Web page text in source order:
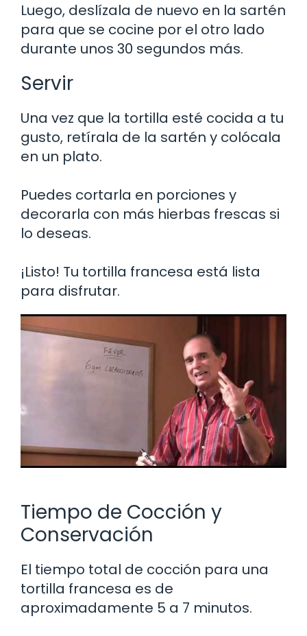
Luego, deslízala de nuevo en la sartén
para que se cocine por el otro lado
durante unos 30 segundos más.
Servir
Una vez que la tortilla esté cocida a tu
gusto, retírala de la sartén y colócala
en un plato.
Puedes cortarla en porciones y
decorarla con más hierbas frescas si
lo deseas.
¡Listo! Tu tortilla francesa está lista
para disfrutar.
Tiempo de Cocción y
Conservación
El tiempo total de cocción para una
tortilla francesa es de
aproximadamente 5 a 7 minutos.